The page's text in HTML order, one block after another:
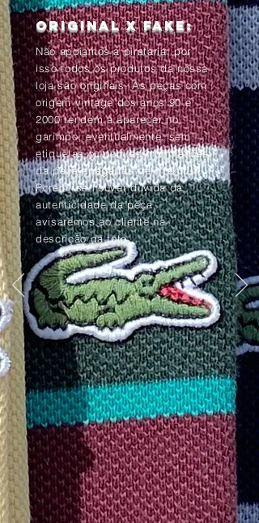
Original x Fake:
Não apoiamos a pirataria, por
isso todos os produtos da nossa
loja são originais. As peças com
origem vintage dos anos 90 e
2000 tendem à aparecer no
garimpo, eventualmente, sem
etiquetas ou com as informações
da peça apagadas pelo tempo.
Porém, se houver dúvida da
autenticidade da peça,
avisaremos ao cliente na
descrição da foto.